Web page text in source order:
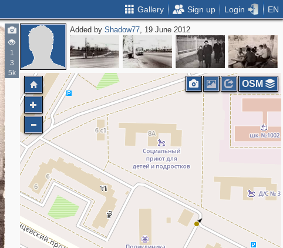
Gallery Sign up Login EN
1
3
5k
Added byShadow77, 19 June 2012
OSM